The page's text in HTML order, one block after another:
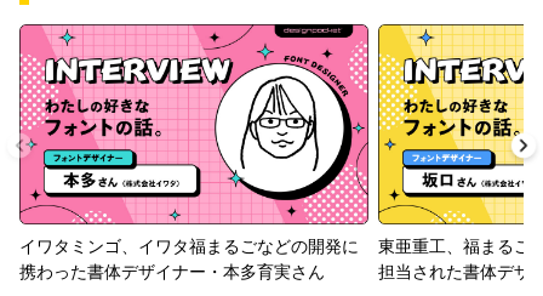
イワタミンゴ、イワタ福まるごなどの開発に
携わった書体デザイナー・本多育実さん
東亜重工、福まるご
担当された書体デザ